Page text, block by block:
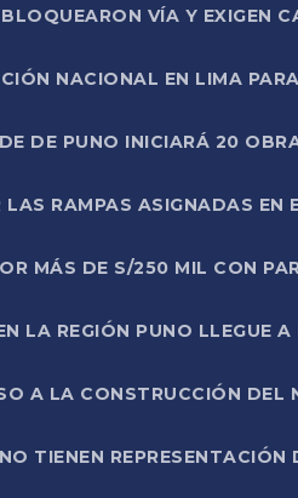
VÍA Y EXIGEN
NACIONAL EN LIMA
DE PUNO INICIARÁ 20
RAMPAS ASIGNADAS EN
MÁS DE S/250 MIL CON
LA REGIÓN PUNO LLEGUE
A LA CONSTRUCCIÓN
TIENEN REPRESENTACIÓN